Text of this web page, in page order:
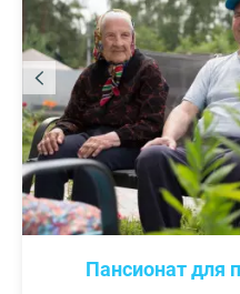
Пансионат для